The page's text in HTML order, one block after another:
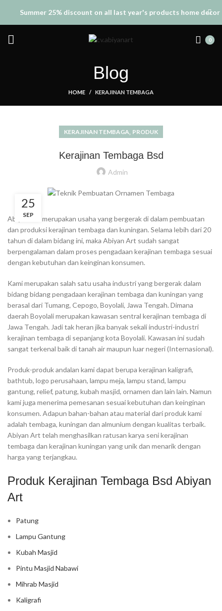
0
Blog
HOME KERAJINAN TEMBAGA
KERAJINAN TEMBAGA, PRODUK
Kerajinan Tembaga Bsd
Admin
25
SEP
Abiyan Art merupakan usaha yang bergerak di dalam pembuatan
dan produksi kerajinan tembaga dan kuningan. Selama lebih dari 20
tahun di dalam bidang ini, maka Abiyan Art sudah sangat
berpengalaman dalam proses pengadaan kerajinan tembaga sesuai
dengan kebutuhan dan keinginan konsumen.
Kami merupakan salah satu usaha industri yang bergerak dalam
bidang bidang pengadaan kerajinan tembaga dan kuningan yang
berasal dari Tumang, Cepogo, Boyolali, Jawa Tengah. Dimana
daerah Boyolali merupakan kawasan sentral kerajinan tembaga di
Jawa Tengah. Jadi tak heran jika banyak sekali industri-industri
kerajinan tembaga di sepanjang kota Boyolali. Kawasan ini sudah
sangat terkenal baik di tanah air maupun luar negeri (Internasional).
Produk-produk andalan kami dapat berupa kerajinan kaligrafi,
bathtub, logo perusahaan, lampu meja, lampu stand, lampu
gantung, relief, patung, kubah masjid, ornamen dan lain lain. Namun
kami juga menerima pemesanan sesuai kebutuhan dan keinginan
konsumen. Adapun bahan-bahan atau material dari produk kami
adalah tembaga, kuningan dan almunium dengan kualitas terbaik.
Abiyan Art telah menghasilkan ratusan karya seni kerajinan
tembaga dan kerajinan kuningan yang unik dan menarik dengan
harga yang terjangkau.
Produk Kerajinan Tembaga Bsd Abiyan
Art
Patung
Lampu Gantung
Kubah Masjid
Pintu Masjid Nabawi
Mihrab Masjid
Kaligrafi
Summer 25% discount on all last year's products home decor